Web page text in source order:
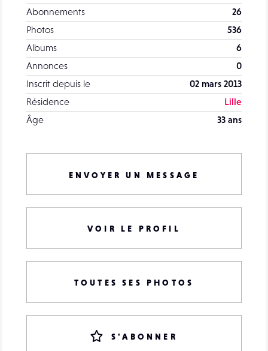
Abonnements
26
Photos
536
Albums
6
Annonces
0
Inscrit depuis le
02 mars 2013
Résidence
Lille
Âge
33 ans
ENVOYER UN MESSAGE
VOIR LE PROFIL
TOUTES SES PHOTOS
S'ABONNER